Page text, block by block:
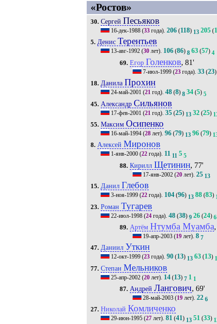
«Ростов»
30. Сергей Песьяков
16-дек-1988(33года). 206(118) 13 205(
5. Денис Терентьев
13-авг-1992(30лет). 106(86) 8 63(57) 4
69. Егор Голенков, 81'
7-июл-1999 (23 года).33 (23)
18. Данила Прохин
24-май-2001 (21год). 48(8) 8 34(5) 5
45. Александр Сильянов
17-фев-2001 (21 год). 35(25) 13 32(25)
55. Максим Осипенко
16-май-1994(28лет). 96(79) 13 96(79)
8. Алексей Миронов
1-янв-2000(22года). 11 11 5 5
88. Кирилл Щетинин, 77'
17-янв-2002 (20 лет).25 13
15. Данил Глебов
3-ноя-1999(22года). 104(96) 13 88(83)
23. Роман Тугарев
22-июл-1998(24года). 48(38) 9 26(24) 6
89. Артём Нтумба Муамба
19-апр-2003 (19 лет).8 7
47. Даниил Уткин
12-окт-1999(23года). 90(13) 13 63(13)
77. Степан Мельников
25-апр-2002(20лет). 14(13) 7 1 1
87. Андрей Лангович, 69'
28-май-2003 (19 лет).22 6
27. Николай Комличенко
29-июн-1995(27лет). 81(41) 13 51(33)